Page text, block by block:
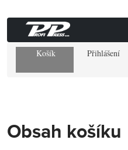
Košík Přihlášení
Obsah košíku